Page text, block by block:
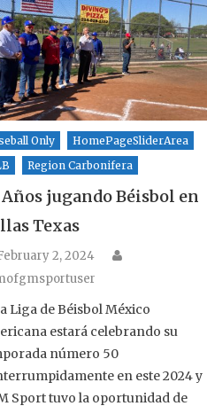
Only
HomePageSliderArea
Region Carbonifera
Años jugando Béisbol en
Texas
on2, 2024
Liga de Béisbol México
estará celebrando su
número 50
en este 2024 y
Sport tuvo la oportunidad de